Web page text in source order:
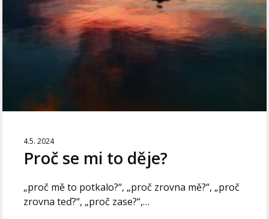
4.5. 2024
Proč se mi to děje?
„proč mě to potkalo?“, „proč zrovna mě?“, „proč
zrovna teď?“, „proč zase?“,…